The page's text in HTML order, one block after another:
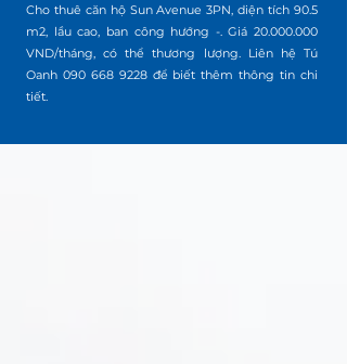
Cho thuê căn hộ Sun Avenue 3PN, diện tích 90.5
m2, lầu cao, ban công hướng -. Giá 20.000.000
VND/tháng, có thể thương lượng. Liên hệ Tú
Oanh 090 668 9228để biết thêm thông tin chi
tiết.